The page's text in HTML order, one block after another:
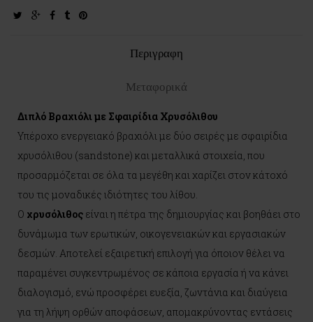
twittergoogle-facebook
tumblrpinterest
Περιγραφη
Μεταφορικά
Διπλό Βραχιόλι με Σφαιρίδια Χρυσόλιθου
Υπέροχο ενεργειακό βραχιόλι με δύο σειρές με σφαιρίδια
χρυσόλιθου (sandstone) και μεταλλικά στοιχεία, που
προσαρμόζεται σε όλα τα μεγέθη και χαρίζει στον κάτοχό
του τις μοναδικές ιδιότητες του λίθου.
Ο χρυσόλιθος είναι η πέτρα της δημιουργίας και βοηθάει στο
δυνάμωμα των ερωτικών, οικογενειακών και εργασιακών
δεσμών. Αποτελεί εξαιρετική επιλογή για όποιον θέλει να
παραμένει συγκεντρωμένος σε κάποια εργασία ή να κάνει
διαλογισμό, ενώ προσφέρει ευεξία, ζωντάνια και διαύγεια
για τη λήψη ορθών αποφάσεων, απομακρύνοντας εντάσεις